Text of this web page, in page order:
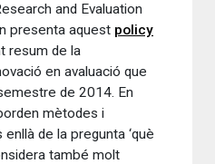
and Evaluation
presenta aquest policy
resum de la
en avaluació que
de 2014. En
mètodes i
de la pregunta ‘què
també molt